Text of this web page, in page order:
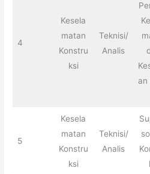
4
Kesela
matan
Konstru
ksi
Teknisi/
Analis
an
5
Kesela
matan
Konstru
ksi
Teknisi/
Analis